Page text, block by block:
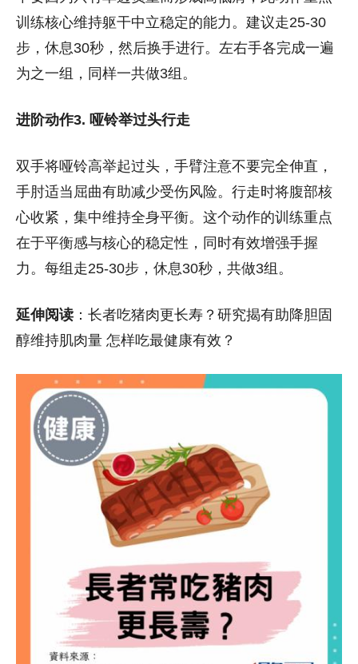
训练核心维持躯干中立稳定的能力。建议走25-30
步，休息30秒，然后换手进行。左右手各完成一遍
为之一组，同样一共做3组。
进阶动作3. 哑铃举过头行走
双手将哑铃高举起过头，手臂注意不要完全伸直，
手肘适当屈曲有助减少受伤风险。行走时将腹部核
心收紧，集中维持全身平衡。这个动作的训练重点
在于平衡感与核心的稳定性，同时有效增强手握
力。每组走25-30步，休息30秒，共做3组。
延伸阅读 ：长者吃猪肉更长寿？研究揭有助降胆固
醇维持肌肉量 怎样吃最健康有效？